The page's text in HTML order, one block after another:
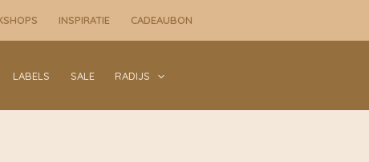
INSPIRATIE CADEAUBON
LABELS SALE RADIJS